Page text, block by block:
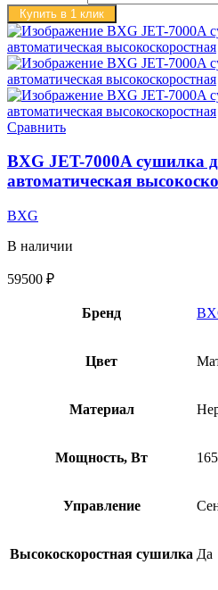
Купить в 1 клик
Сравнить
BXG JET-7000A сушилка
автоматическая
BXG
В наличии
59500 ₽
Бренд
Цвет
Материал
Мощность, Вт
Управление
Высокоскоростная сушилка Да